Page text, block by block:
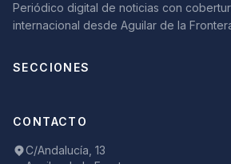
Periódico digital de noticias con
internacional desde Aguilar de la
SECCIONES
CONTACTO
C/Andalucía, 13